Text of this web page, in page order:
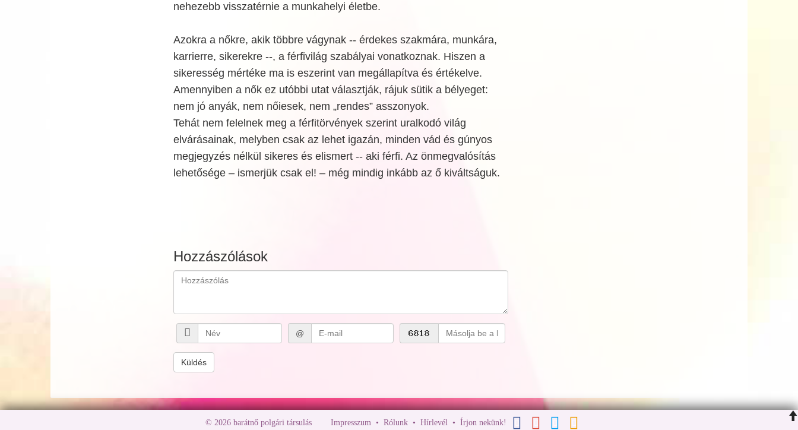
nehezebb visszatérnie a munkahelyi életbe.
Azokra a nőkre, akik többre vágynak -- érdekes szakmára, munkára,
karrierre, sikerekre --, a férfivilág szabályai vonatkoznak. Hiszen a
sikeresség mértéke ma is eszerint van megállapítva és értékelve.
Amennyiben a nők ez utóbbi utat választják, rájuk sütik a bélyeget:
nem jó anyák, nem nőiesek, nem „rendes” asszonyok.
Tehát nem felelnek meg a férfitörvények szerint uralkodó világ
elvárásainak, melyben csak az lehet igazán, minden vád és gúnyos
megjegyzés nélkül sikeres és elismert -- aki férfi. Az önmegvalósítás
lehetősége – ismerjük csak el! – még mindig inkább az ő kiváltságuk.
Hozzászólások
@
Küldés
© 2026 barátnő polgári társulás Impresszum• Rólunk• Hírlevél• Írjon nekünk!